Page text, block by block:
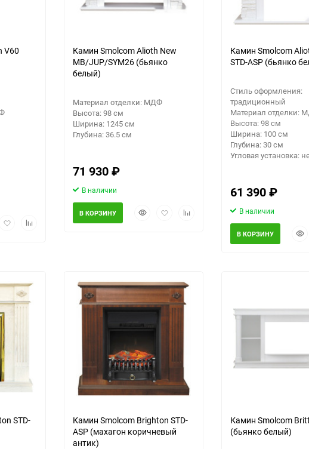
V60
ДобавитьДобавить
Камин Smolcom Alioth New
MB/JUP/SYM26 (бьянко
белый)
Материал отделки: МДФ
Высота: 98 см
Ширина: 1245 см
Глубина: 36.5 см
71 930₽
В наличии
БыстрыйДобавитьДобавить
В КОРЗИНУ
Камин Smolcom
STD-ASP (бьянко
Стиль оформления:
традиционный
Материал отделки:
Высота: 98 см
Ширина: 100 см
Глубина: 30 см
Угловая установка:
61 390₽
В наличии
В КОРЗИНУ
STD-
Камин Smolcom Brighton STD-
ASP (махагон коричневый
антик)
Камин Smolcom
(бьянко белый)